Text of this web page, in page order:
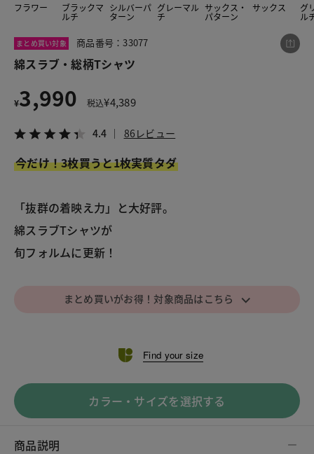
フラワー ブラックマ
ルチ
シルバーパ
ターン
グレーマル
チ
サックス・
パターン
サックス グ
ル
まとめ買い対象 商品番号：33077
綿スラブ・総柄Tシャツ
¥3,990 税込¥4,389
4.4 86レビュー
今だけ！3枚買うと1枚実質タダ
「抜群の着映え力」と大好評。
綿スラブTシャツが
旬フォルムに更新！
まとめ買いがお得！対象商品はこちら ⌵
Find your size
カラー・サイズを選択する
商品説明
この商品をシェアする
綿スラブ・総柄Tシャツ